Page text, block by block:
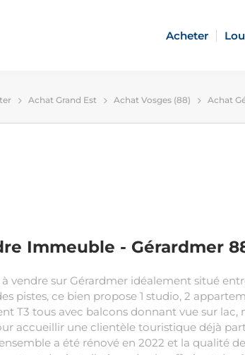
Acheter
Achat Grand Est Achat Vosges (88) Achat
Immeuble - Gérardmer
vendre sur Gérardmer idéalement situé
pistes, ce bien propose 1 studio, 2
T3 tous avec balcons donnant vue sur lac,
accueillir une clientèle touristique déjà
a été rénové en 2022 et la qualité